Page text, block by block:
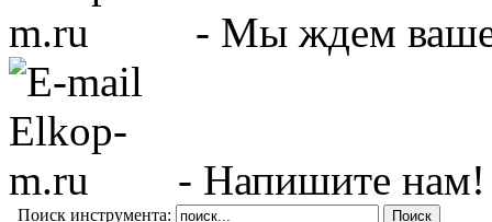
- Мы ждем
- Напишите нам!
Поиск инструмента: